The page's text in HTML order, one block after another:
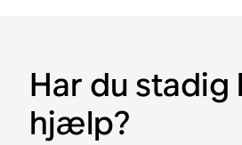
Har du
hjælp?